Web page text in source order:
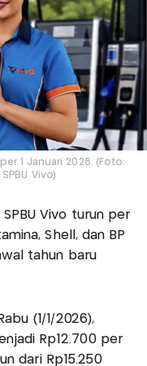
1 Januari 2026. (Foto:
Vivo)
Vivo turun per
Shell, dan BP
tahun baru
(1/1/2026),
Rp12.700 per
dari Rp15.250